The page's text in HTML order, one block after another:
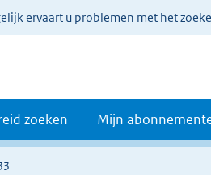
ervaart u problemen met het
zoeken Mijn